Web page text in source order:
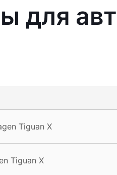
для
Tiguan X
Tiguan X